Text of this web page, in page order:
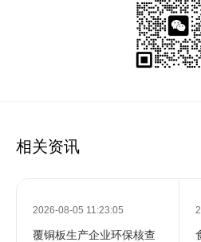
相关资讯
2026-08-05 11:23:05
覆铜板生产企业环保核查